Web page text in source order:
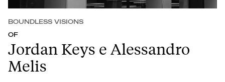
BOUNDLESS VISIONS
OF
Jordan Keys e Alessandro
Melis